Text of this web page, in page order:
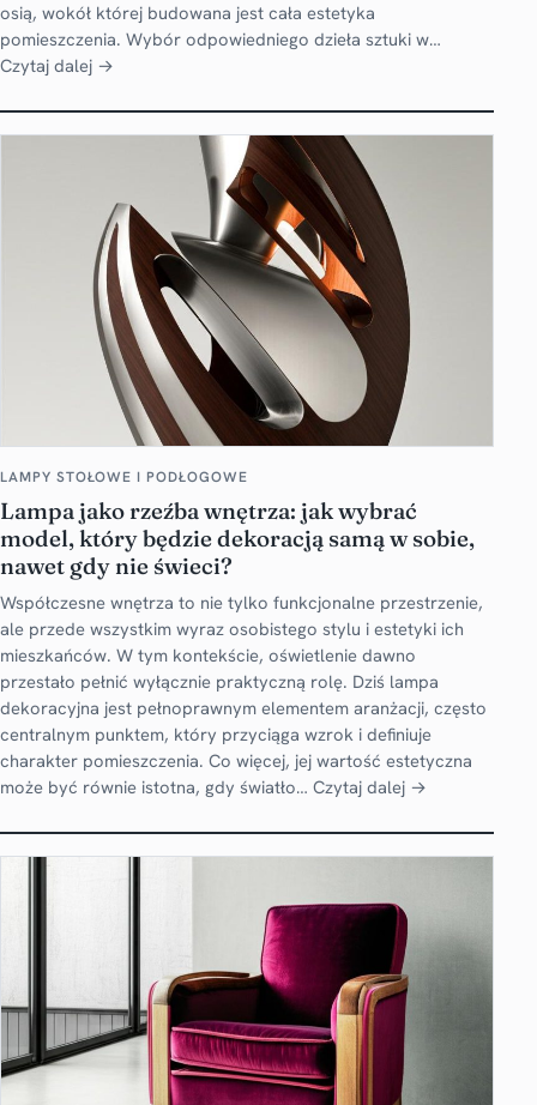
osią, wokół której budowana jest cała estetyka
pomieszczenia. Wybór odpowiedniego dzieła sztuki w…
Czytaj dalej →
LAMPY STOŁOWE I PODŁOGOWE
Lampa jako rzeźba wnętrza: jak wybrać
model, który będzie dekoracją samą w sobie,
nawet gdy nie świeci?
Współczesne wnętrza to nie tylko funkcjonalne przestrzenie,
ale przede wszystkim wyraz osobistego stylu i estetyki ich
mieszkańców. W tym kontekście, oświetlenie dawno
przestało pełnić wyłącznie praktyczną rolę. Dziś lampa
dekoracyjna jest pełnoprawnym elementem aranżacji, często
centralnym punktem, który przyciąga wzrok i definiuje
charakter pomieszczenia. Co więcej, jej wartość estetyczna
może być równie istotna, gdy światło… Czytaj dalej →